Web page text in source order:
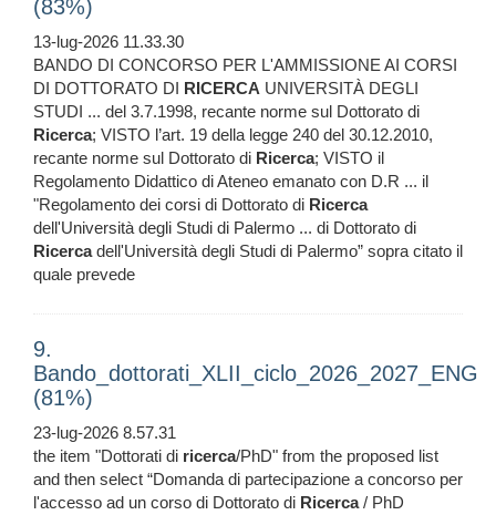
(83%)
13-lug-2026 11.33.30
BANDO DI CONCORSO PER L'AMMISSIONE AI CORSI
DI DOTTORATO DI RICERCA UNIVERSITÀ DEGLI
STUDI ... del 3.7.1998, recante norme sul Dottorato di
Ricerca; VISTO l’art. 19 della legge 240 del 30.12.2010,
recante norme sul Dottorato di Ricerca; VISTO il
Regolamento Didattico di Ateneo emanato con D.R ... il
"Regolamento dei corsi di Dottorato di Ricerca
dell'Università degli Studi di Palermo ... di Dottorato di
Ricercadell'Università degli Studi di Palermo” sopra citato il
quale prevede
9.
Bando_dottorati_XLII_ciclo_2026_2027_ENG
(81%)
23-lug-2026 8.57.31
the item "Dottorati di ricerca/PhD" from the proposed list
and then select “Domanda di partecipazione a concorso per
l'accesso ad un corso di Dottorato di Ricerca/ PhD